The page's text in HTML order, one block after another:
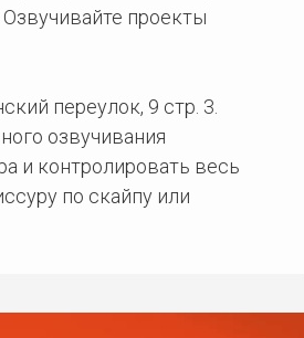
проекты
переулок, 9 стр. 3.
озвучивания
и контролировать весь
по скайпу или